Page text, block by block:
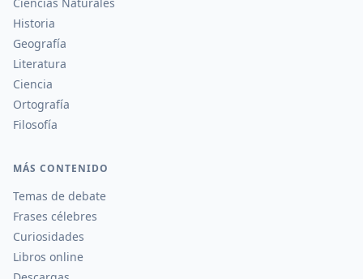
Historia
Geografía
Literatura
Ciencia
Ortografía
Filosofía
MÁS CONTENIDO
Temas de debate
Frases célebres
Curiosidades
Libros online